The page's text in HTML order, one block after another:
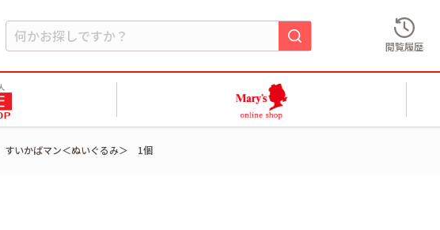
閲覧履歴
すいかばマン＜ぬいぐるみ＞ 1個